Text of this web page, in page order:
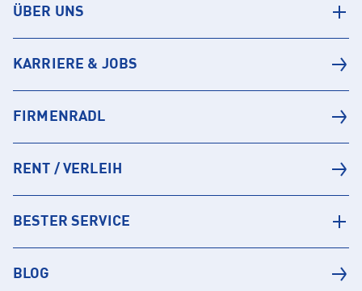
ÜBER UNS
KARRIERE & JOBS
FIRMENRADL
RENT / VERLEIH
BESTER SERVICE
BLOG